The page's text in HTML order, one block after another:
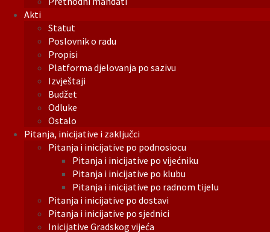
Akti
Statut
Poslovnik o radu
Propisi
Platforma djelovanja po sazivu
Izvještaji
Budžet
Odluke
Ostalo
Pitanja, inicijative i zaključci
Pitanja i inicijative po podnosiocu
Pitanja i inicijative po vijećniku
Pitanja i inicijative po klubu
Pitanja i inicijative po radnom tijelu
Pitanja i inicijative po dostavi
Pitanja i inicijative po sjednici
Inicijative Gradskog vijeća